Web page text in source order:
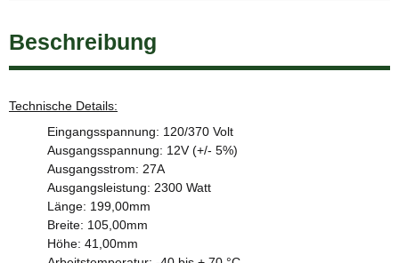
Beschreibung
Technische Details:
Eingangsspannung: 120/370 Volt
Ausgangsspannung: 12V (+/- 5%)
Ausgangsstrom: 27A
Ausgangsleistung: 2300 Watt
Länge: 199,00mm
Breite: 105,00mm
Höhe: 41,00mm